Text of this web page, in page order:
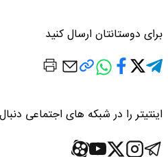
برای دوستانتان ارسال کنید
اینتیتر را در شبکه های اجتماعی